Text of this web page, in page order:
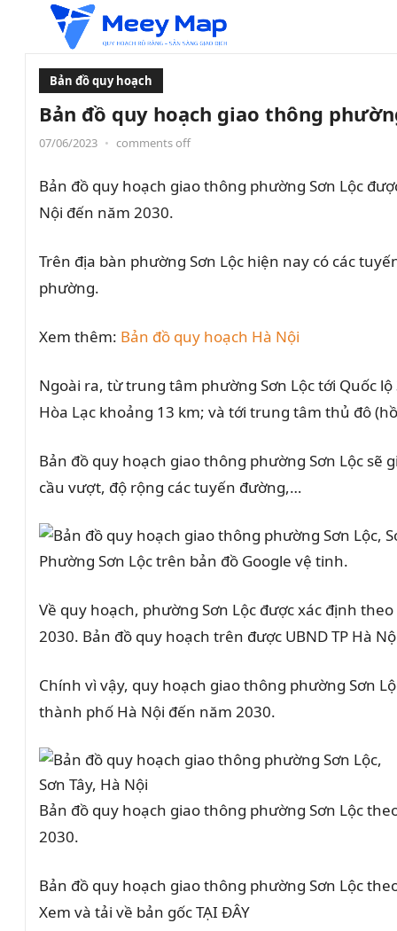
Bản đồ quy hoạch
Bản đồ quy hoạch giao thông
07/06/2023 • comments off
Bản đồ quy hoạch giao thông phường Sơn Lộc
Nội đến năm 2030.
Trên địa bàn phường Sơn Lộc hiện nay có các
phường.
Xem thêm: Bản đồ quy hoạch Hà Nội
Ngoài ra, từ trung tâm phường Sơn Lộc tới Quốc
Hòa Lạc khoảng 13 km; và tới trung tâm thủ đô
Bản đồ quy hoạch giao thông phường Sơn Lộc
cầu vượt, độ rộng các tuyến đường,…
Phường Sơn Lộc trên bản đồ Google vệ tinh.
Về quy hoạch, phường Sơn Lộc được xác định
2030. Bản đồ quy hoạch trên được UBND TP Hà
Chính vì vậy, quy hoạch giao thông phường Sơn
thành phố Hà Nội đến năm 2030.
Bản đồ quy hoạch giao thông phường Sơn Lộc
2030.
Bản đồ quy hoạch giao thông phường Sơn Lộc
Xem và tải về bản gốc TẠI ĐÂY